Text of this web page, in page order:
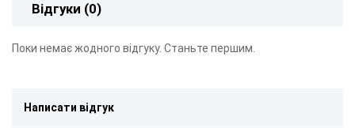
Відгуки (0)
Поки немає жодного відгуку. Станьте першим.
Написати відгук